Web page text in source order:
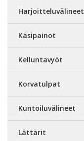
Harjoitteluvälineet
Käsipainot
Kelluntavyöt
Korvatulpat
Kuntoiluvälineet
Lättärit